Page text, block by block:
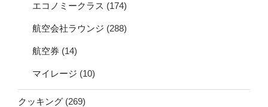
エコノミークラス (174)
航空会社ラウンジ (288)
航空券 (14)
マイレージ (10)
クッキング (269)